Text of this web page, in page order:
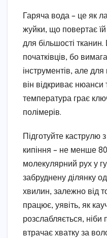
Гаряча вода – це як
жуйки, що повертає
для більшості
початківців, бо
інструментів, але
він відкриває нюанси
температура грає
полімерів.
Підготуйте каструлю
кипіння – не менше
молекулярний рух у
забруднену ділянку
хвилин, залежно від
працює, уявіть, як
розслабляється, ніби
втрачає хватку за